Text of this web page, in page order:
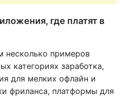
где платят в
несколько примеров
категориях заработка,
для мелких офлайн и
фриланса, платформы для